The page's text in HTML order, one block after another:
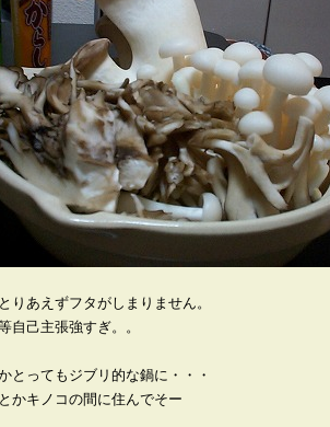
りあえずフタがしまりません。
自己主張強すぎ。。
とってもジブリ的な鍋に・・・
かキノコの間に住んでそー